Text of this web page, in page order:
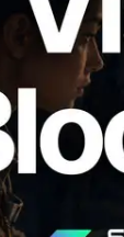
slot 為
驗證者